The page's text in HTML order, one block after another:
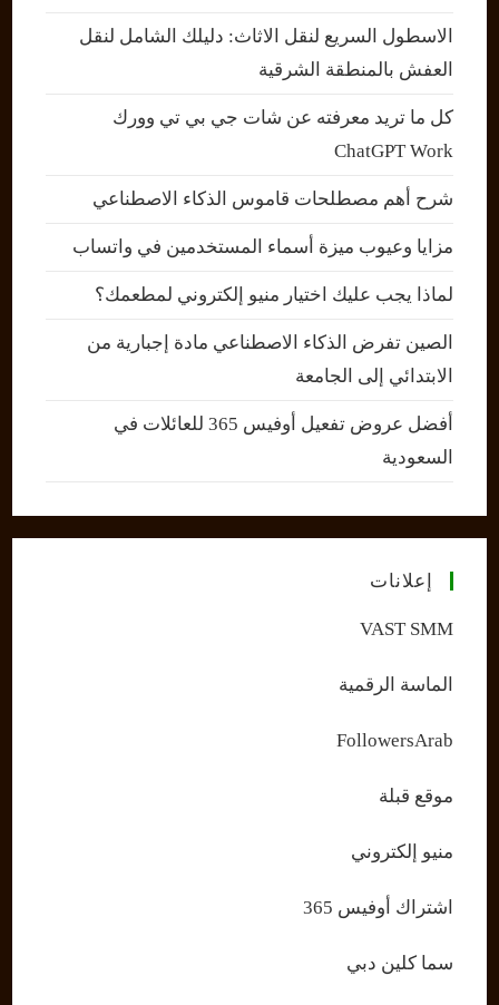
الاسطول السريع لنقل الاثاث: دليلك الشامل لنقل
العفش بالمنطقة الشرقية
كل ما تريد معرفته عن شات جي بي تي وورك
ChatGPT Work
شرح أهم مصطلحات قاموس الذكاء الاصطناعي
مزايا وعيوب ميزة أسماء المستخدمين في واتساب
لماذا يجب عليك اختيار منيو إلكتروني لمطعمك؟
الصين تفرض الذكاء الاصطناعي مادة إجبارية من
الابتدائي إلى الجامعة
أفضل عروض تفعيل أوفيس 365 للعائلات في
السعودية
إعلانات
VAST SMM
الماسة الرقمية
FollowersArab
موقع قبلة
منيو إلكتروني
اشتراك أوفيس 365
سما كلين دبي